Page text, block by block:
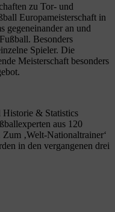
zu Tor- und
Europameisterschaft in
gegeneinander an und
Besonders
Spieler. Die
Meisterschaft besonders
Historie & Statistics
aus 120
‚Welt-Nationaltrainer‘
in den vergangenen drei